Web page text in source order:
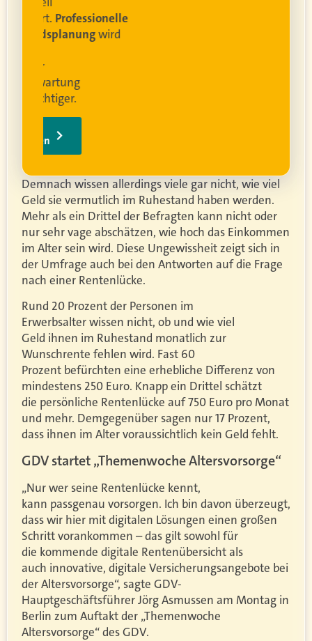
wird
Demnach wissen allerdings viele gar nicht, wie viel
Geld sie vermutlich im Ruhestand haben werden.
Mehr als ein Drittel der Befragten kann nicht oder
nur sehr vage abschätzen, wie hoch das Einkommen
im Alter sein wird. Diese Ungewissheit zeigt sich in
der Umfrage auch bei den Antworten auf die Frage
nach einer Rentenlücke.
Rund 20 Prozent der Personen im
Erwerbsalter wissen nicht, ob und wie viel
Geld ihnen im Ruhestand monatlich zur
Wunschrente fehlen wird. Fast 60
Prozent befürchten eine erhebliche Differenz von
mindestens 250 Euro. Knapp ein Drittel schätzt
die persönliche Rentenlücke auf 750 Euro pro Monat
und mehr. Demgegenüber sagen nur 17 Prozent,
dass ihnen im Alter voraussichtlich kein Geld fehlt.
GDV startet „Themenwoche Altersvorsorge“
„Nur wer seine Rentenlücke kennt,
kann passgenau vorsorgen. Ich bin davon überzeugt,
dass wir hier mit digitalen Lösungen einen großen
Schritt vorankommen – das gilt sowohl für
die kommende digitale Rentenübersicht als
auch innovative, digitale Versicherungsangebote bei
der Altersvorsorge“, sagte GDV-
Hauptgeschäftsführer Jörg Asmussen am Montag in
Berlin zum Auftakt der „Themenwoche
Altersvorsorge“ des GDV.